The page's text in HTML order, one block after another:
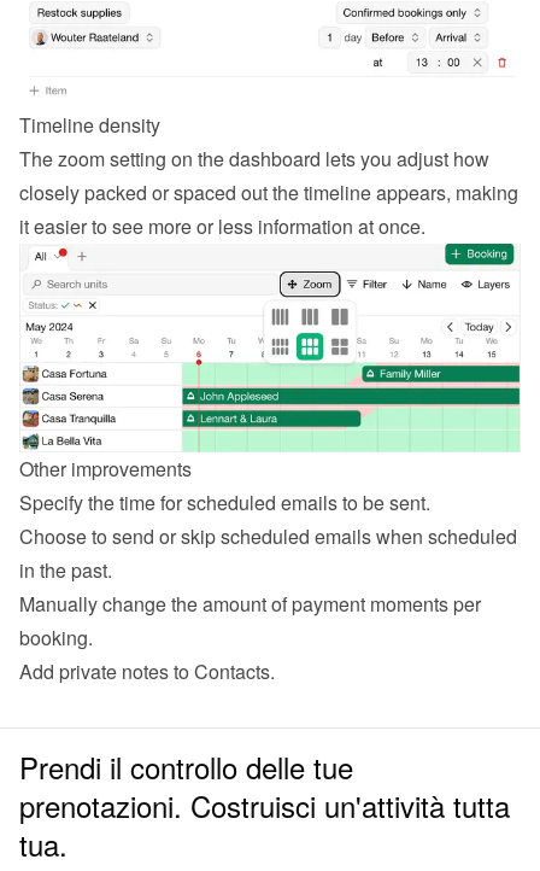
Timeline density
The zoom setting on the dashboard lets you adjust how
closely packed or spaced out the timeline appears, making
it easier to see more or less information at once.
Other improvements
Specify the time for scheduled emails to be sent.
Choose to send or skip scheduled emails when scheduled
in the past.
Manually change the amount of payment moments per
booking.
Add private notes to Contacts.
Prendi il controllo delle tue
prenotazioni. Costruisci un'attività tutta
tua.